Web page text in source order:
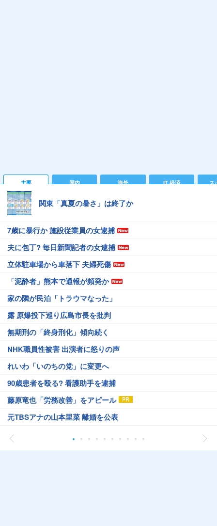
主要 国内 海外 IT 経済 ス
関東「真夏の暑さ」は終了か
7歳に暴行か 施設従業員の女逮捕
夫に包丁? 毎日新聞記者の女逮捕
立体駐車場から車落下 夫婦死傷
「泥酔者」熊本で通報が頻発か
家の隣が民泊「トラウマなった」
露 原爆投下巡り広島市長を批判
無期刑の「終身刑化」傾向続く
NHK職員性被害 出演者に怒りの声
れいわ「いのちの党」に変更へ
90歳患者を殴る? 看護助手を逮捕
藤原竜也「労務改善」をアピール
元TBSアナの山本里菜 離婚を公表